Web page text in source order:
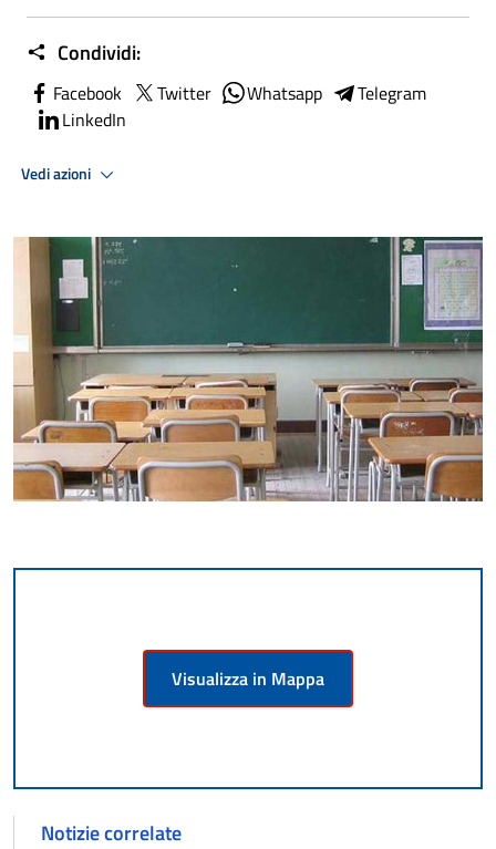
Condividi:
Facebook Twitter Whatsapp
Telegram
LinkedIn
Vedi azioni
Visualizza in Mappa
Notizie correlate